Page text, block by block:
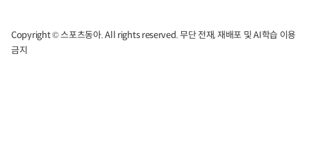
Copyright © 스포츠동아. All rights reserved. 무단 전재, 재배포 및 AI학습 이용
금지